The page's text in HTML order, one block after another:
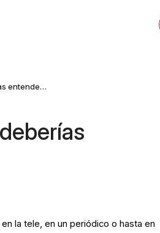
Qué es bursátil y por qué deberías entenderlo
la tele, en un periódico o hasta en